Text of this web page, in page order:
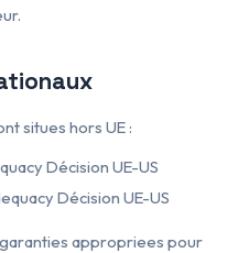
situes hors UE :
Décision UE-US
Décision UE-US
appropriees pour